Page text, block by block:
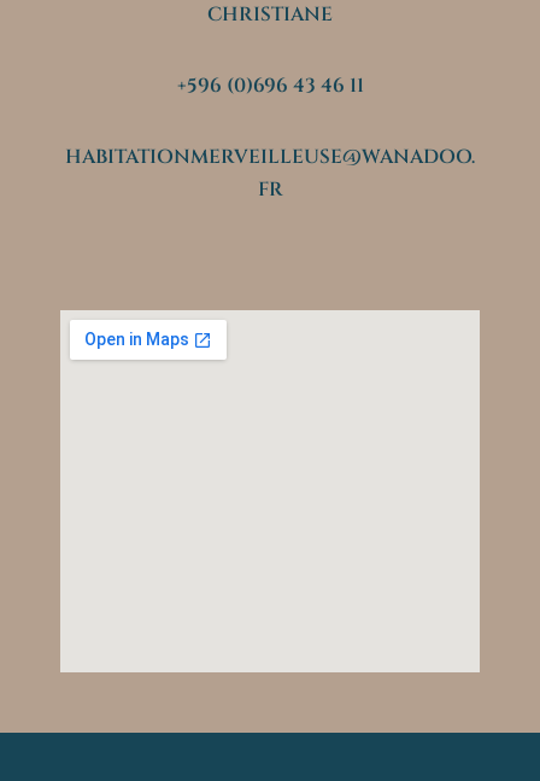
CHRISTIANE
+596 (0)696 43 46 11
HABITATIONMERVEILLEUSE@WANADOO.
FR